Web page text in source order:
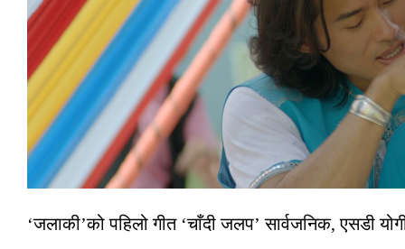
‘जलाकी’को पहिलो गीत ‘चाँदी जलप’ सार्वजनिक, एसडी